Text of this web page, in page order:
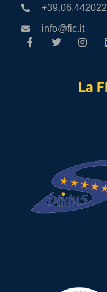
info@fic.it
La